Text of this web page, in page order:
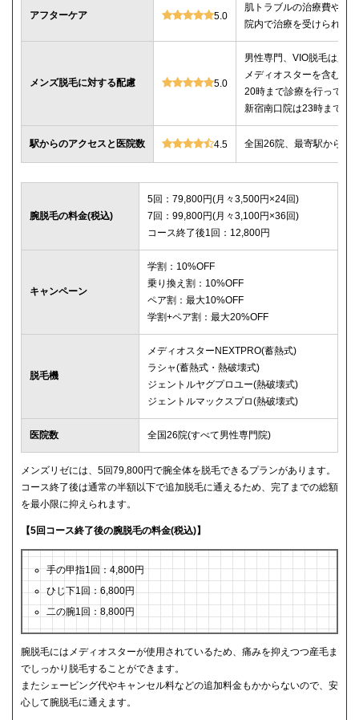
アフターケア 5.0
肌トラブルの治療費や薬
院内で治療を受けられる
メンズ脱毛に対する配慮 5.0
男性専門、VIO脱毛は必
メディオスターを含む4
20時まで診療を行ってい
新宿南口院は23時までの
駅からのアクセスと医院数 4.5 全国26院、最寄駅から徒
腕脱毛の料金(税込)
5回：79,800円(月々3,500円×24回)
7回：99,800円(月々3,100円×36回)
コース終了後1回：12,800円
キャンペーン
学割：10%OFF
乗り換え割：10%OFF
ペア割：最大10%OFF
学割+ペア割：最大20%OFF
脱毛機
メディオスターNEXTPRO(蓄熱式)
ラシャ(蓄熱式・熱破壊式)
ジェントルヤグプロユー(熱破壊式)
ジェントルマックスプロ(熱破壊式)
医院数 全国26院(すべて男性専門院)
メンズリゼには、5回79,800円で腕全体を脱毛できるプランがあります。
コース終了後は通常の半額以下で追加脱毛に通えるため、完了までの総額
を最小限に抑えられます。
【5回コース終了後の腕脱毛の料金(税込)】
手の甲指1回：4,800円
ひじ下1回：6,800円
二の腕1回：8,800円
腕脱毛にはメディオスターが使用されているため、痛みを抑えつつ産毛ま
でしっかり脱毛することができます。
またシェービング代やキャンセル料などの追加料金もかからないので、安
心して腕脱毛に通えます。